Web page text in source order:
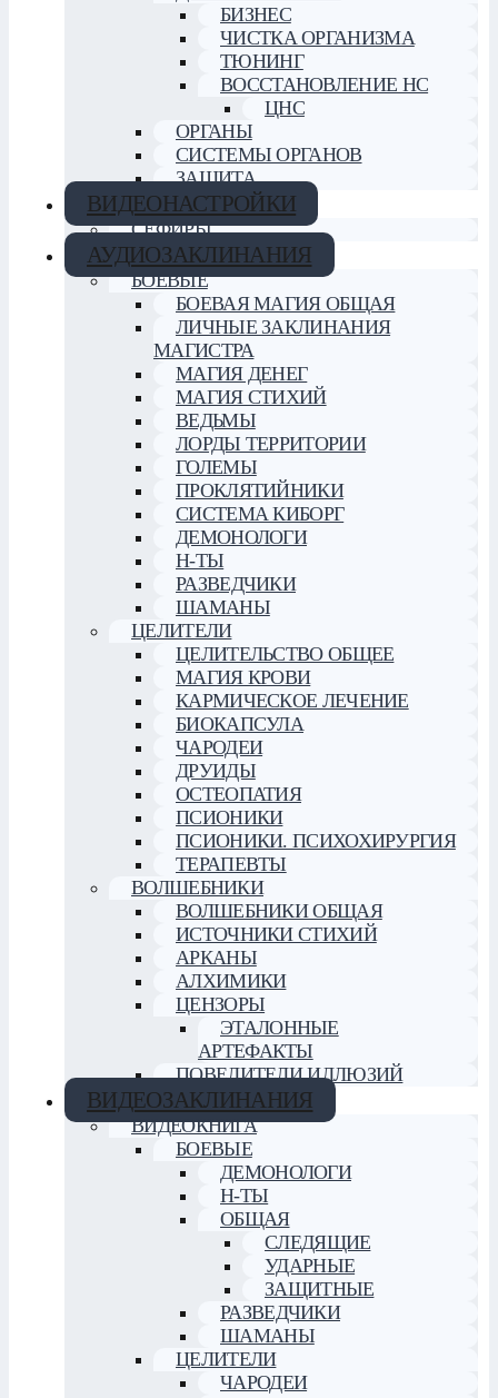
БИЗНЕС
ЧИСТКА ОРГАНИЗМА
ТЮНИНГ
ВОССТАНОВЛЕНИЕ НС
ЦНС
ОРГАНЫ
СИСТЕМЫ ОРГАНОВ
ЗАЩИТА
ВИДЕОНАСТРОЙКИ
СЕФИРЫ
АУДИОЗАКЛИНАНИЯ
БОЕВЫЕ
БОЕВАЯ МАГИЯ ОБЩАЯ
ЛИЧНЫЕ ЗАКЛИНАНИЯ
МАГИСТРА
МАГИЯ ДЕНЕГ
МАГИЯ СТИХИЙ
ВЕДЬМЫ
ЛОРДЫ ТЕРРИТОРИИ
ГОЛЕМЫ
ПРОКЛЯТИЙНИКИ
СИСТЕМА КИБОРГ
ДЕМОНОЛОГИ
Н-ТЫ
РАЗВЕДЧИКИ
ШАМАНЫ
ЦЕЛИТЕЛИ
ЦЕЛИТЕЛЬСТВО ОБЩЕЕ
МАГИЯ КРОВИ
КАРМИЧЕСКОЕ ЛЕЧЕНИЕ
БИОКАПСУЛА
ЧАРОДЕИ
ДРУИДЫ
ОСТЕОПАТИЯ
ПСИОНИКИ
ПСИОНИКИ. ПСИХОХИРУРГИЯ
ТЕРАПЕВТЫ
ВОЛШЕБНИКИ
ВОЛШЕБНИКИ ОБЩАЯ
ИСТОЧНИКИ СТИХИЙ
АРКАНЫ
АЛХИМИКИ
ЦЕНЗОРЫ
ЭТАЛОННЫЕ
АРТЕФАКТЫ
ПОВЕЛИТЕЛИ ИЛЛЮЗИЙ
ВИДЕОЗАКЛИНАНИЯ
ВИДЕОКНИГА
БОЕВЫЕ
ДЕМОНОЛОГИ
Н-ТЫ
ОБЩАЯ
СЛЕДЯЩИЕ
УДАРНЫЕ
ЗАЩИТНЫЕ
РАЗВЕДЧИКИ
ШАМАНЫ
ЦЕЛИТЕЛИ
ЧАРОДЕИ